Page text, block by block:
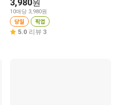
3,980원
10매당 3,980원
당일 픽업
5.0 리뷰 3